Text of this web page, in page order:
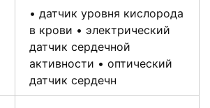
• датчик уровня кислорода
в крови • электрический
датчик сердечной
активности • оптический
датчик сердечн